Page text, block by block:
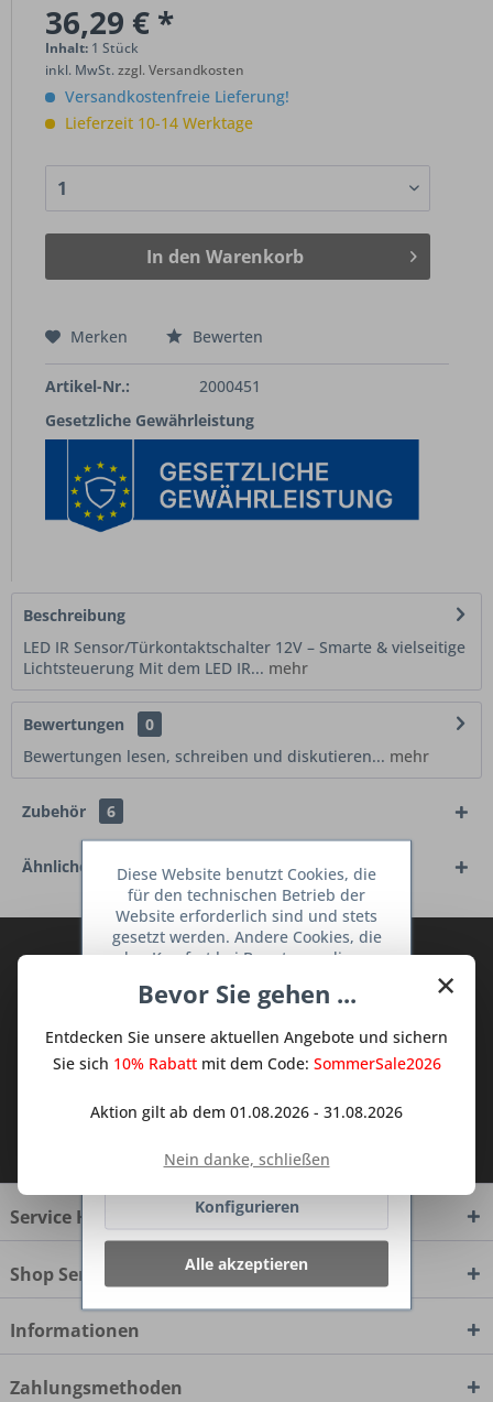
36,29 € *
Inhalt: 1 Stück
inkl. MwSt.zzgl. Versandkosten
Versandkostenfreie Lieferung!
Lieferzeit 10-14 Werktage
In den Warenkorb
Merken Bewerten
Artikel-Nr.:
2000451
Gesetzliche Gewährleistung
Beschreibung
LED IR Sensor/Türkontaktschalter 12V – Smarte & vielseitige
Lichtsteuerung Mit dem LED IR... mehr
Bewertungen
0
Bewertungen lesen, schreiben und diskutieren... mehr
Zubehör 6
Ähnliche Artikel
Abonnieren Sie den kostenlosen Deine
Sie keine Neuigkeit oder Aktion mehr aus
dem Traum Küchen - Shop.
Ich habe dieDatenschutzbestimmungen
zur Kenntnis genommen.
Service Hotline
Shop Service
Informationen
Zahlungsmethoden
×
Bevor Sie gehen ...
Entdecken Sie unsere aktuellen Angebote und sichern
Sie sich 10% Rabattmit dem Code: SommerSale2026
Aktion gilt ab dem 01.08.2026 - 31.08.2026
Nein danke, schließen
Diese Website benutzt Cookies, die
für den technischen Betrieb der
Website erforderlich sind und stets
gesetzt werden. Andere Cookies, die
den Komfort bei Benutzung dieser
dienen oder die Interaktion mit
Netzwerken vereinfachen sollen,
werden nur mit Ihrer Zustimmung
Ablehnen
Konfigurieren
Alle akzeptieren